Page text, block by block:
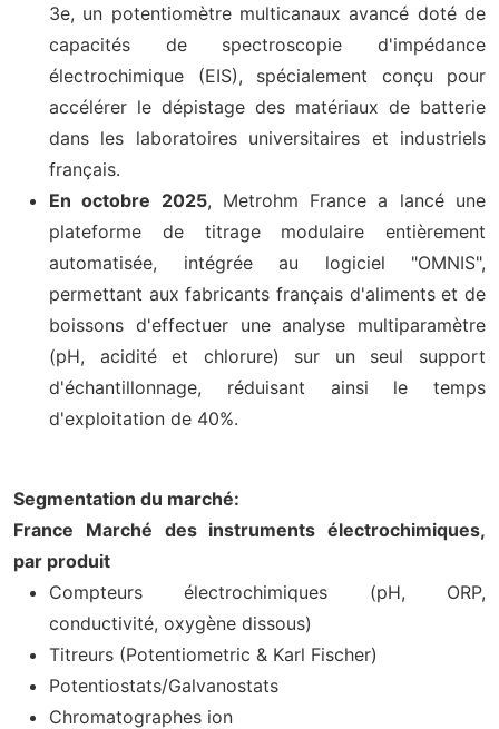
3e, un potentiomètre multicanaux avancé doté de
capacités de spectroscopie d'impédance
électrochimique (EIS), spécialement conçu pour
accélérer le dépistage des matériaux de batterie
dans les laboratoires universitaires et industriels
français.
En octobre 2025, Metrohm France a lancé une
plateforme de titrage modulaire entièrement
automatisée, intégrée au logiciel "OMNIS",
permettant aux fabricants français d'aliments et de
boissons d'effectuer une analyse multiparamètre
(pH, acidité et chlorure) sur un seul support
d'échantillonnage, réduisant ainsi le temps
d'exploitation de 40%.
Segmentation du marché:
France Marché des instruments électrochimiques,
par produit
Compteurs électrochimiques (pH, ORP,
conductivité, oxygène dissous)
Titreurs (Potentiometric & Karl Fischer)
Potentiostats/Galvanostats
Chromatographes ion